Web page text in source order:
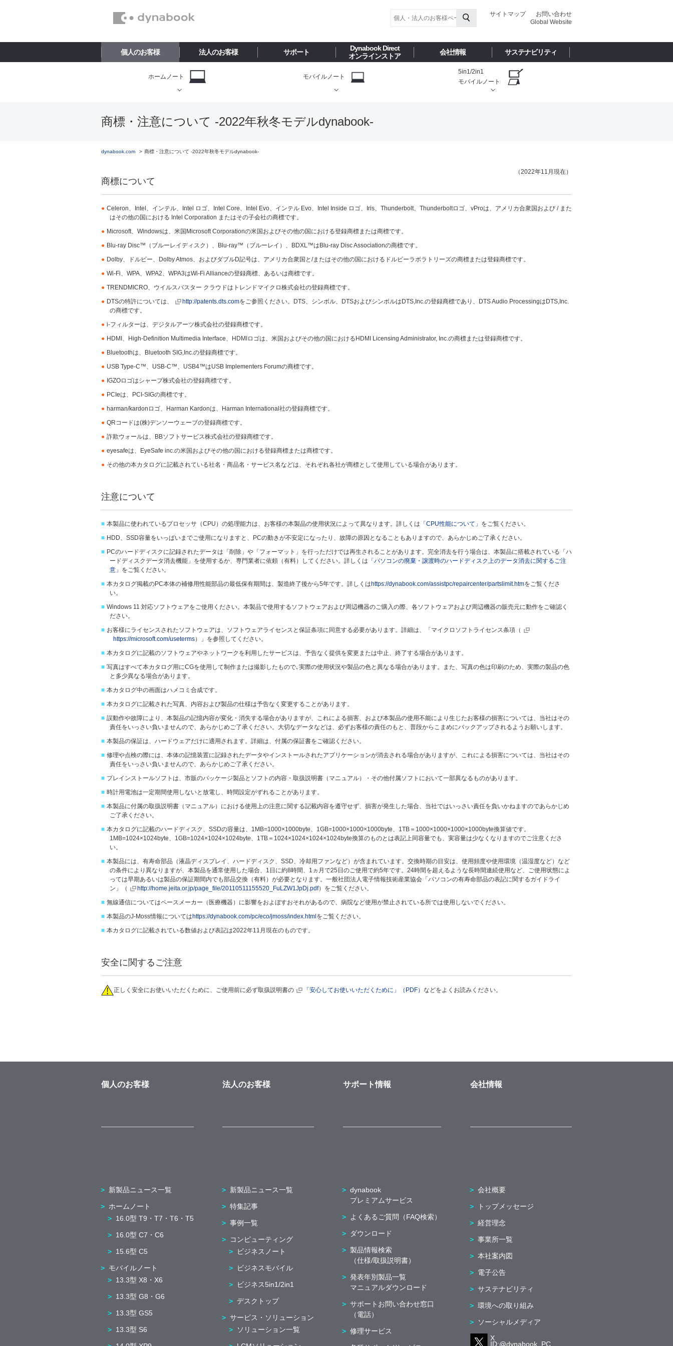
お問い合わせ
サイトマップ
Global Website
個人のお客様 法人のお客様 サポート
Dynabook Direct
オンラインストア
会社情報 サステナビリティ
ホームノート モバイルノート
5in1/2in1
モバイルノート
商標・注意について -2022年秋冬モデルdynabook-
dynabook.com 商標・注意について -2022年秋冬モデルdynabook-
（2022年11月現在）
商標について
● Celeron、Intel、インテル、Intel ロゴ、Intel Core、Intel Evo、インテル Evo、Intel Inside ロゴ、Iris、Thunderbolt、Thunderboltロゴ、vProは、アメリカ合衆国および / また
はその他の国における Intel Corporation またはその子会社の商標です。
● Microsoft、Windowsは、米国Microsoft Corporationの米国およびその他の国における登録商標または商標です。
● Blu-ray Disc™（ブルーレイディスク）、Blu-ray™（ブルーレイ）、BDXL™はBlu-ray Disc Associationの商標です。
● Dolby、ドルビー、Dolby Atmos、およびダブルD記号は、アメリカ合衆国と/またはその他の国におけるドルビーラボラトリーズの商標または登録商標です。
● Wi-Fi、WPA、WPA2、WPA3はWi-Fi Allianceの登録商標、あるいは商標です。
● TRENDMICRO、ウイルスバスター クラウドはトレンドマイクロ株式会社の登録商標です。
● DTSの特許については、 http://patents.dts.comをご参照ください。DTS、シンボル、DTSおよびシンボルはDTS,Inc.の登録商標であり、DTS Audio ProcessingはDTS,Inc.
の商標です。
● i-フィルターは、デジタルアーツ株式会社の登録商標です。
● HDMI、High-Definition Multimedia Interface、HDMIロゴは、米国およびその他の国におけるHDMI Licensing Administrator, Inc.の商標または登録商標です。
● Bluetoothは、Bluetooth SIG,Inc.の登録商標です。
● USB Type-C™、USB-C™、USB4™はUSB Implementers Forumの商標です。
● IGZOロゴはシャープ株式会社の登録商標です。
● PCIeは、PCI-SIGの商標です。
● harman/kardonロゴ、Harman Kardonは、Harman International社の登録商標です。
● QRコードは(株)デンソーウェーブの登録商標です。
● 詐欺ウォールは、BBソフトサービス株式会社の登録商標です。
● eyesafeは、EyeSafe inc.の米国およびその他の国における登録商標または商標です。
● その他の本カタログに記載されている社名・商品名・サービス名などは、それぞれ各社が商標として使用している場合があります。
注意について
■ 本製品に使われているプロセッサ（CPU）の処理能力は、お客様の本製品の使用状況によって異なります。詳しくは 「CPU性能について」 をご覧ください。
■ HDD、SSD容量をいっぱいまでご使用になりますと、PCの動きが不安定になったり、故障の原因となることもありますので、あらかじめご了承ください。
■ PCのハードディスクに記録されたデータは「削除」や「フォーマット」を行っただけでは再生されることがあります。完全消去を行う場合は、本製品に搭載されている「ハ
ードディスクデータ消去機能」を使用するか、専門業者に依頼（有料）してください。詳しくは 「パソコンの廃棄・譲渡時のハードディスク上のデータ消去に関するご注
意」 をご覧ください。
■ 本カタログ掲載のPC本体の補修用性能部品の最低保有期間は、製造終了後から5年です。詳しくはhttps://dynabook.com/assistpc/repaircenter/partslimit.htmをご覧くださ
い。
■ Windows 11 対応ソフトウェアをご使用ください。本製品で使用するソフトウェアおよび周辺機器のご購入の際、各ソフトウェアおよび周辺機器の販売元に動作をご確認く
ださい。
■ お客様にライセンスされたソフトウェアは、ソフトウェアライセンスと保証条項に同意する必要があります。詳細は、「マイクロソフトライセンス条項（
https://microsoft.com/useterms）」を参照してください。
■ 本カタログに記載のソフトウェアやネットワークを利用したサービスは、予告なく提供を変更または中止、終了する場合があります。
■ 写真はすべて本カタログ用にCGを使用して制作または撮影したもので､実際の使用状況や製品の色と異なる場合があります。また、写真の色は印刷のため、実際の製品の色
と多少異なる場合があります。
■ 本カタログ中の画面はハメコミ合成です。
■ 本カタログに記載された写真、内容および製品の仕様は予告なく変更することがあります。
■ 誤動作や故障により、本製品の記憶内容が変化・消失する場合がありますが、これによる損害、および本製品の使用不能により生じたお客様の損害については、当社はその
責任をいっさい負いませんので、あらかじめご了承ください。大切なデータなどは、必ずお客様の責任のもと、普段からこまめにバックアップされるようお願いします。
■ 本製品の保証は、ハードウェアだけに適用されます。詳細は、付属の保証書をご確認ください。
■ 修理や点検の際には、本体の記憶装置に記録されたデータやインストールされたアプリケーションが消去される場合がありますが、これによる損害については、当社はその
責任をいっさい負いませんので、あらかじめご了承ください。
■ プレインストールソフトは、市販のパッケージ製品とソフトの内容・取扱説明書（マニュアル）・その他付属ソフトにおいて一部異なるものがあります。
■ 時計用電池は一定期間使用しないと放電し、時間設定がずれることがあります。
■ 本製品に付属の取扱説明書（マニュアル）における使用上の注意に関する記載内容を遵守せず、損害が発生した場合、当社ではいっさい責任を負いかねますのであらかじめ
ご了承ください。
■ 本カタログに記載のハードディスク、SSDの容量は、1MB=1000×1000byte、1GB=1000×1000×1000byte、1TB＝1000×1000×1000×1000byte換算値です。
1MB=1024×1024byte、1GB=1024×1024×1024byte、1TB＝1024×1024×1024×1024byte換算のものとは表記上同容量でも、実容量は少なくなりますのでご注意くださ
い。
■ 本製品には、有寿命部品（液晶ディスプレイ、ハードディスク、SSD、冷却用ファンなど）が含まれています。交換時期の目安は、使用頻度や使用環境（温湿度など）など
の条件により異なりますが、本製品を通常使用した場合、1日に約8時間、1ヵ月で25日のご使用で約5年です。24時間を超えるような長時間連続使用など、ご使用状態によ
っては早期あるいは製品の保証期間内でも部品交換（有料）が必要となります。一般社団法人電子情報技術産業協会「パソコンの有寿命部品の表記に関するガイドライ
ン」（
http://home.jeita.or.jp/page_file/20110511155520_FuLZW1JpDj.pdf）をご覧ください。
■ 無線通信についてはペースメーカー（医療機器）に影響をおよぼすおそれがあるので、病院など使用が禁止されている所では使用しないでください。
■ 本製品のJ-Moss情報についてはhttps://dynabook.com/pc/eco/jmoss/index.html をご覧ください。
■ 本カタログに記載されている数値および表記は2022年11月現在のものです。
安全に関するご注意
正しく安全にお使いいただくために、ご使用前に必ず取扱説明書の 「安心してお使いいただくために」（PDF） などをよくお読みください。
個人のお客様
新製品ニュース一覧
ホームノート
16.0型 T9・T7・T6・T5
16.0型 C7・C6
15.6型 C5
モバイルノート
13.3型 X8・X6
13.3型 G8・G6
13.3型 GS5
13.3型 S6
法人のお客様
新製品ニュース一覧
特集記事
事例一覧
コンピューティング
ビジネスノート
ビジネスモバイル
ビジネス5in1/2in1
デスクトップ
サービス・ソリューション
ソリューション一覧
サポート情報
dynabook
プレミアムサービス
よくあるご質問（FAQ検索）
ダウンロード
製品情報検索
（仕様/取扱説明書）
発表年別製品一覧
マニュアルダウンロード
サポートお問い合わせ窓口
（電話）
修理サービス
会社情報
会社概要
トップメッセージ
経営理念
事業所一覧
本社案内図
電子公告
サステナビリティ
環境への取り組み
ソーシャルメディア
X
ID:@dynabook_PC